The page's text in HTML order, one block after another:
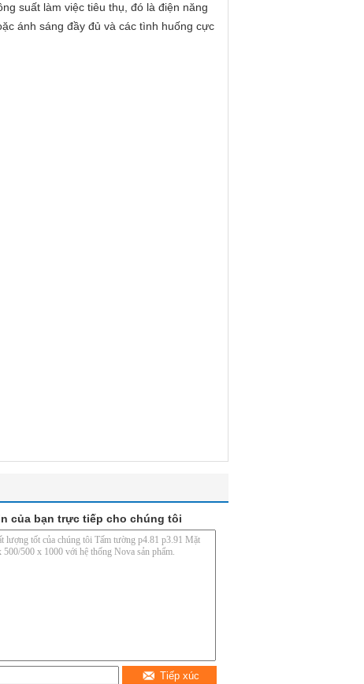
suất làm việc tiêu thụ, đó là điện năng
ánh sáng đầy đủ và các tình huống cực
của bạn trực tiếp cho chúng tôi
Tiếp xúc